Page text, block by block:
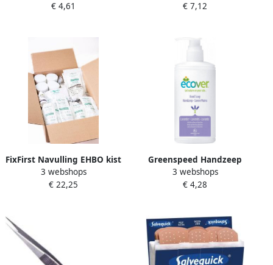
40 stuks
€ 4,61
mm pak van 100 stuks
€ 7,12
FixFirst Navulling EHBO kist
verbandtrommel A Toolpak
compleet
3 webshops
€ 22,25
Greenspeed Handzeep
Ecover zonder pomp 250ml
3 webshops
€ 4,28